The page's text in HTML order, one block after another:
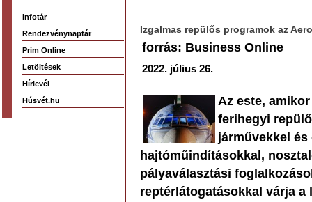
Infotár
Rendezvénynaptár
Prim Online
Letöltések
Hírlevél
Húsvét.hu
Izgalmas repülős programok az
forrás: Business Online
2022. július 26.
Az este,
ferihegyi
járművekkel
hajtóműindításokkal,
pályaválasztási
reptérlátogatásokkal várja a